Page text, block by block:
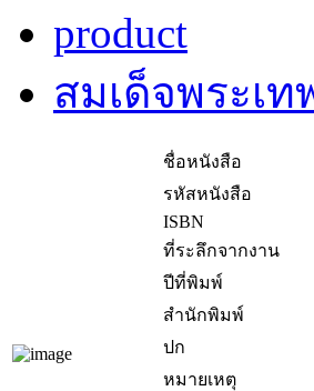
product
สมเด็จพระเ
ชื่อหนังสือ
รหัสหนังสือ
ISBN
ที่ระลึกจากงาน
ปีที่พิมพ์
สำนักพิมพ์
ปก
หมายเหตุ